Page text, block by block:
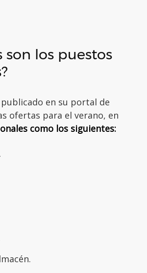
son los puestos
publicado en su portal de
ofertas para el verano, en
como los siguientes: